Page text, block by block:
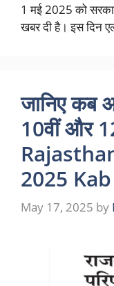
1 मई 2025 को
खबर दी है। इस दिन
जानिए कब
10वीं और
2025
May 17, 2025 by